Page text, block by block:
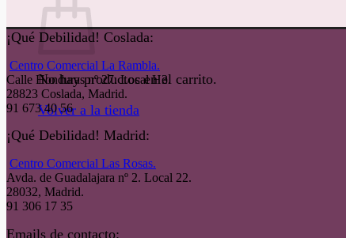
No hay productos en el carrito.
Volver a la tienda
¡Qué Debilidad! Coslada:
Centro Comercial La Rambla.
Calle Honduras nº 27. Local H3.
28823 Coslada, Madrid.
91 673 40 56
¡Qué Debilidad! Madrid:
Centro Comercial Las Rosas.
Avda. de Guadalajara nº 2. Local 22.
28032, Madrid.
91 306 17 35
Emails de contacto: